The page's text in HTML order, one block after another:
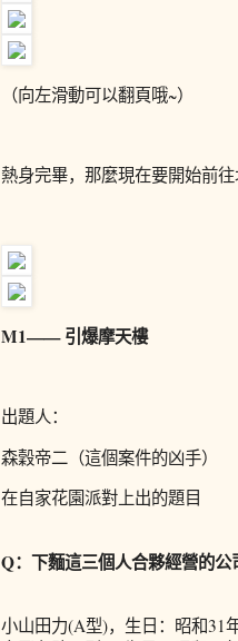
（向左滑動可以翻頁哦~）
熱身完畢，那麼現在要開始前往
M1—— 引爆摩天樓
出題人：
森穀帝二 （這個案件的凶手）
在自家花園派對上出的題目
Q：下麵這三個人合夥經營的公
小山田力(A型)，生日：昭和31